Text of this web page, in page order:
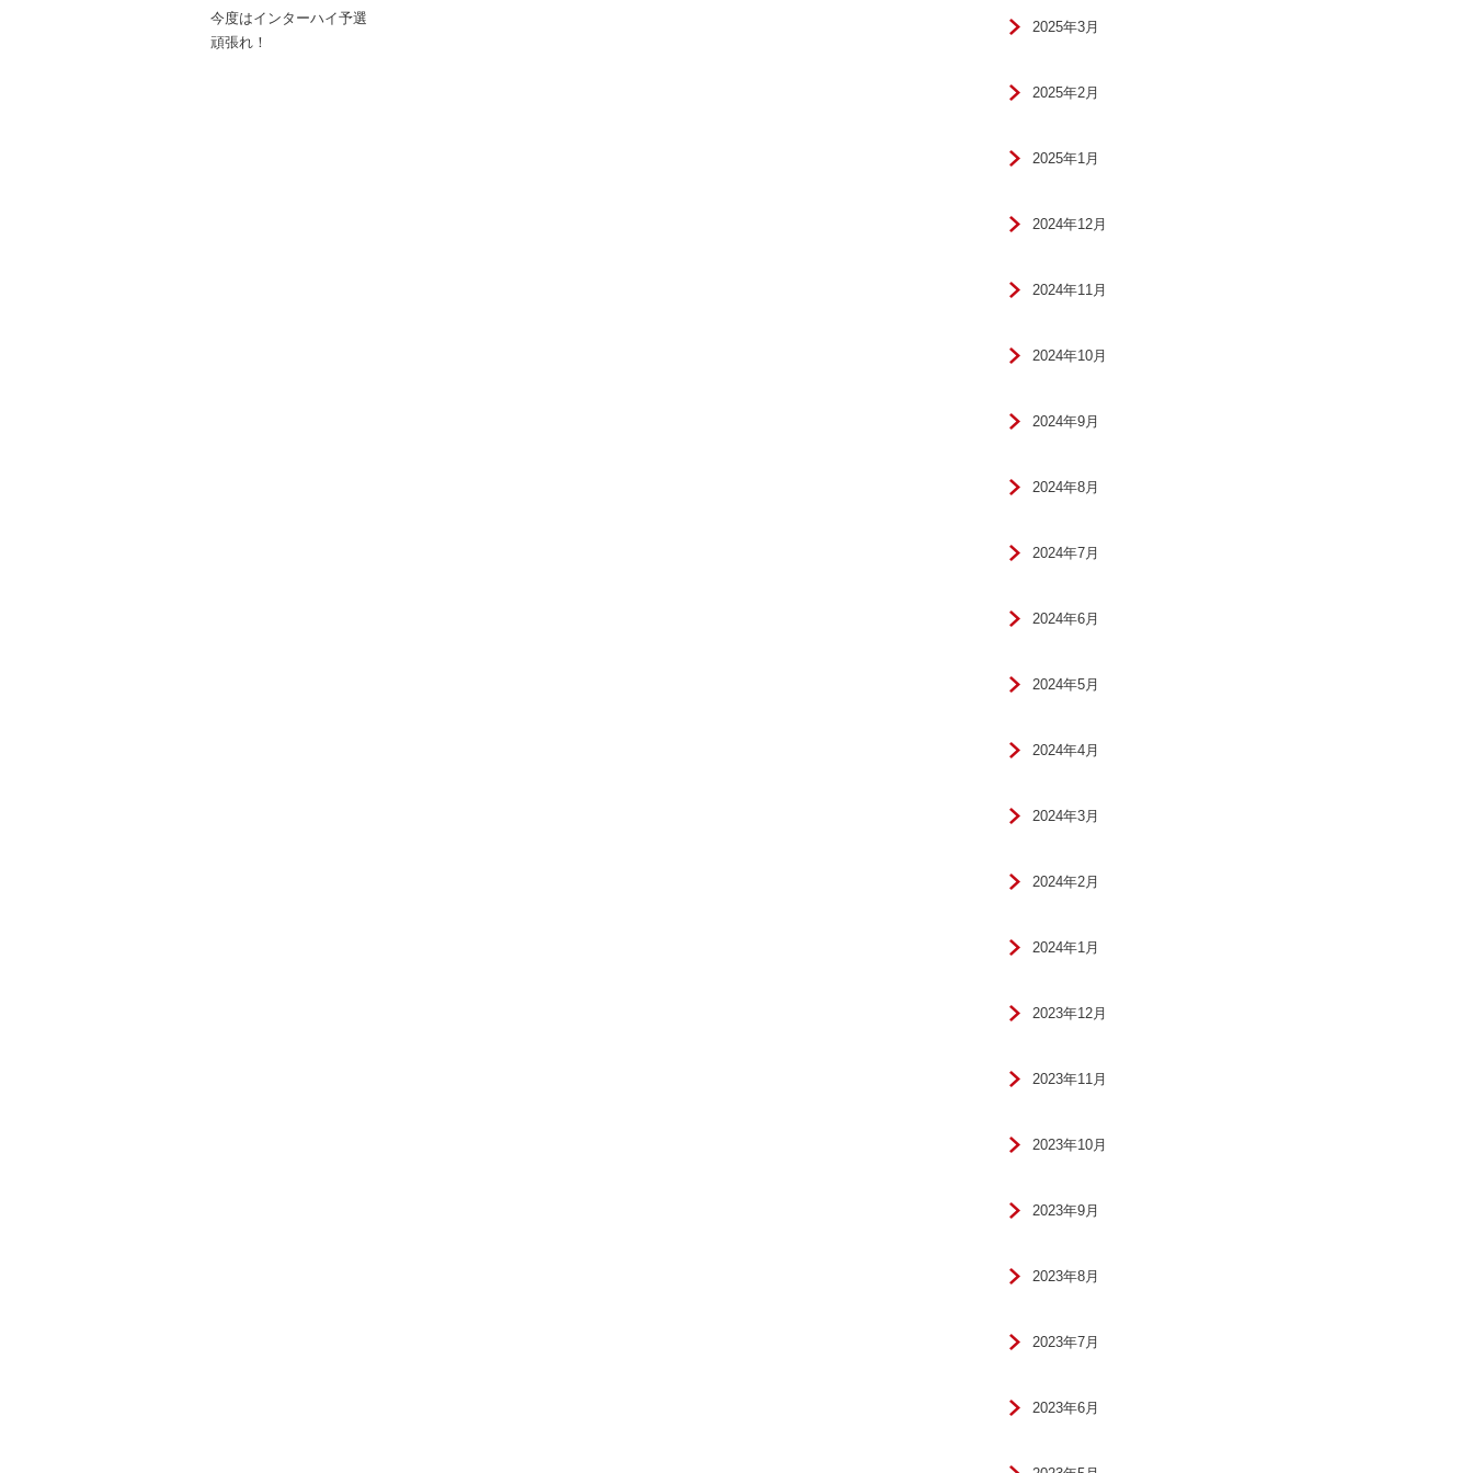
今度はインターハイ予選
頑張れ！
2025年3月
2025年2月
2025年1月
2024年12月
2024年11月
2024年10月
2024年9月
2024年8月
2024年7月
2024年6月
2024年5月
2024年4月
2024年3月
2024年2月
2024年1月
2023年12月
2023年11月
2023年10月
2023年9月
2023年8月
2023年7月
2023年6月